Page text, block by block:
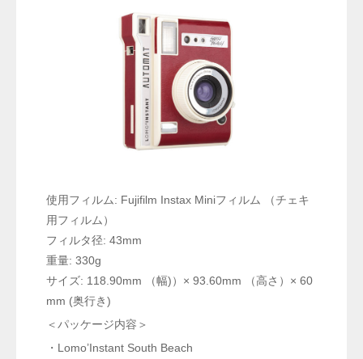
使用フィルム: Fujifilm Instax Miniフィルム （チェキ
用フィルム）
フィルタ径: 43mm
重量: 330g
サイズ: 118.90mm （幅)）× 93.60mm （高さ）× 60
mm (奥行き)
＜パッケージ内容＞
・Lomo’Instant South Beach